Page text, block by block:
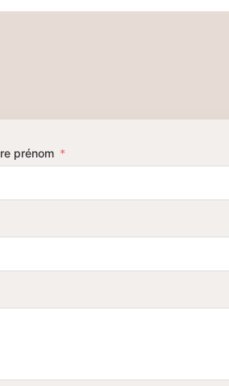
prénom